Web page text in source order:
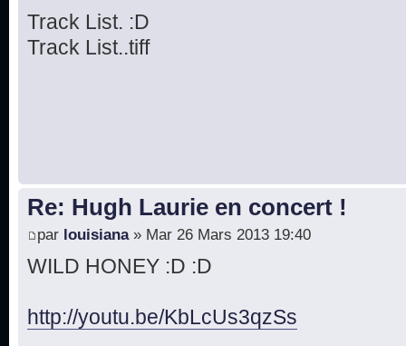
Track List. :D
Track List..tiff
Re: Hugh Laurie en concert !
par louisiana» Mar 26 Mars 2013 19:40
WILD HONEY :D :D
http://youtu.be/KbLcUs3qzSs